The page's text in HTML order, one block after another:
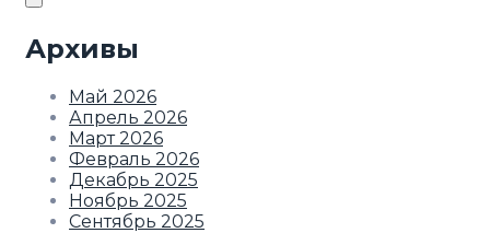
Архивы
Май 2026
Апрель 2026
Март 2026
Февраль 2026
Декабрь 2025
Ноябрь 2025
Сентябрь 2025